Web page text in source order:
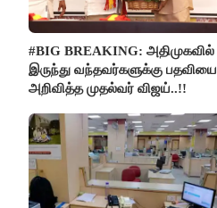
#BIG BREAKING: அதிமுகவில்
இருந்து வந்தவர்களுக்கு பதவியை
அறிவித்த முதல்வர் விஜய்..!!